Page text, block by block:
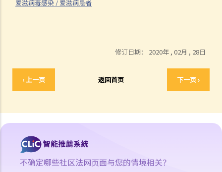
修订日期： 2020年 , 02月 , 28日
​​​​​​​爱滋病毒感染 / 爱滋病患者
‹ 上一页 返回首页 下一页 ›
14. 雇主可否因为我患有精神病，而拒绝聘用我、给我较差的待遇或解
雇我？
听觉受损者或视障人士
17. 雇主可否因我有视觉障碍，而以工作环境会对我有高度危险为理由
拒绝聘用我？
不确定哪些社区法网页面与您的情境相关？